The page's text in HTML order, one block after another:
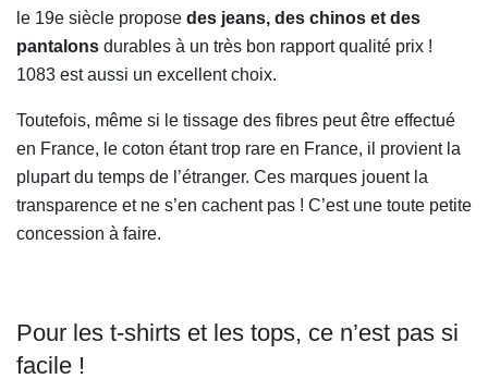
le 19e siècle propose des jeans, des chinos et des
pantalons durables à un très bon rapport qualité prix !
1083 est aussi un excellent choix.
Toutefois, même si le tissage des fibres peut être effectué
en France, le coton étant trop rare en France, il provient la
plupart du temps de l’étranger. Ces marques jouent la
transparence et ne s’en cachent pas ! C’est une toute petite
concession à faire.
Pour les t-shirts et les tops, ce n’est pas si
facile !